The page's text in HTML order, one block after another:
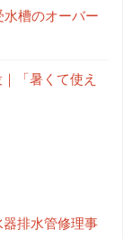
槽のオーバー
「暑くて使え
器排水管修理事